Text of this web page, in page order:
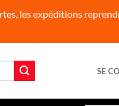
les expéditions
SE